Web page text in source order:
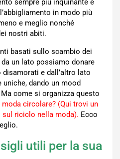
sempre più inquinante è
in modo più
e meglio nonché
nostri abiti.
basati sullo scambio dei
un lato possiamo donare
e dall’altro lato
dando un mood
come si organizza questo
moda circolare? (Qui trovi un
riciclo nella moda). Ecco
utili per la sua